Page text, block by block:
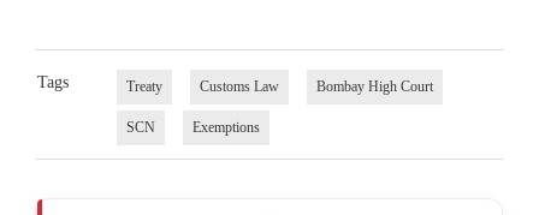
Tags Treaty Customs Law Bombay High Court
SCN Exemptions